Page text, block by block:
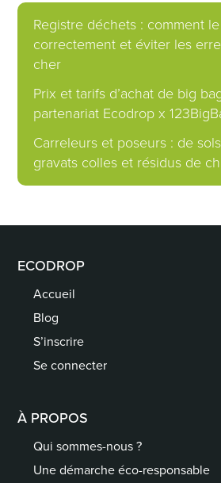
Registre déchets : comment
correctement et éviter les
cher
Prix et tarifs d’achat de big
partenariat Ecodrop x
Carreleurs et poseurs : de
gravats colles et résidus de
ECODROP
Accueil
Blog
S’inscrire
Se connecter
À PROPOS
Qui sommes-nous ?
Une démarche éco-responsable